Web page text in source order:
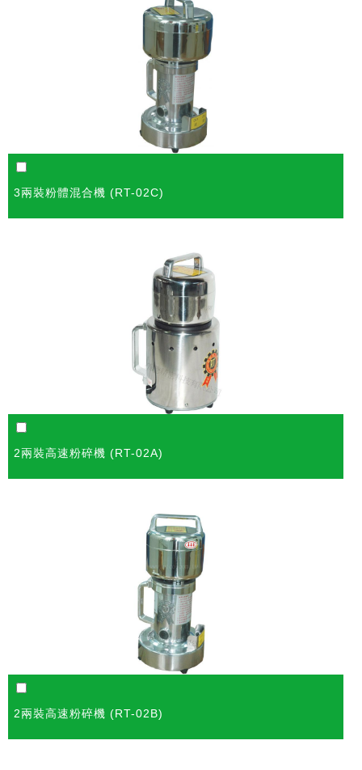
3兩裝粉體混合機 (RT-02C)
2兩裝高速粉碎機 (RT-02A)
2兩裝高速粉碎機 (RT-02B)